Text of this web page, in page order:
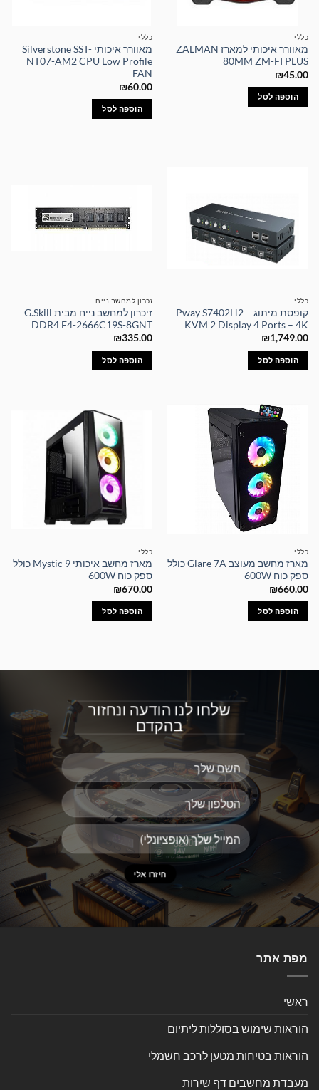
כללי
מאוורר איכותי למארז ZALMAN
80MM ZM-FI PLUS
₪45.00
הוספה לסל
כללי
מאוורר איכותי Silverstone SST-
NT07-AM2 CPU Low Profile
FAN
₪60.00
הוספה לסל
כללי
קופסת מיתוג – Pway S7402H2
KVM 2 Display 4 Ports – 4K
₪1,749.00
הוספה לסל
זכרון למחשב נייח
זיכרון למחשב נייח מבית G.Skill
DDR4 F4-2666C19S-8GNT
₪335.00
הוספה לסל
כללי
מארז מחשב מעוצב Glare 7A כולל
ספק כוח 600W
₪660.00
הוספה לסל
כללי
מארז מחשב איכותי Mystic 9 כולל
ספק כוח 600W
₪670.00
הוספה לסל
שלחו לנו הודעה ונחזור
בהקדם
מפת אתר
ראשי
הוראות שימוש בסוללות ליתיום
הוראות בטיחות מטען לרכב חשמלי
מעבדת מחשבים דף שירות